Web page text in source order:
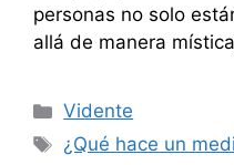
personas no solo
allá de manera
Categorías
Vidente
Etiquetas
¿Qué hace un